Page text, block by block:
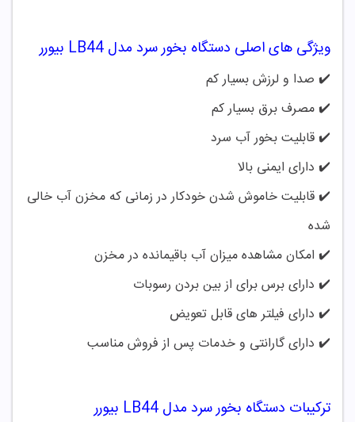
ویژگی های اصلی دستگاه بخور سرد مدل LB44 بیورر
✔️ صدا و لرزش بسیار کم
✔️مصرف برق بسیار کم
✔️قابلیت بخور آب سرد
✔️ دارای ایمنی بالا
✔️قابلیت خاموش شدن خودکار در زمانی که مخزن آب خالی
شده
✔️ امکان مشاهده میزان آب باقیمانده در مخزن
✔️ دارای برس برای از بین بردن رسوبات
✔️ دارای فیلتر های قابل تعویض
✔️ دارای گارانتی و خدمات پس از فروش مناسب
ترکیبات دستگاه بخور سرد مدل LB44 بیورر